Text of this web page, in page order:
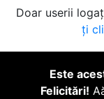
Doar userii
ți
Este
Felicitări!